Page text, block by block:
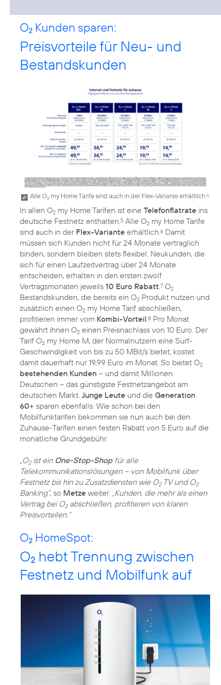
O2 Kunden sparen:
Preisvorteile für Neu- und
Bestandskunden
Alle O2 my Home Tarife sind auch in der Flex-Variante erhältlich. 6
In allen O2 my Home Tarifen ist eine Telefonflatrate ins
deutsche Festnetz enthalten.5 Alle O2 my Home Tarife
sind auch in der Flex-Variante erhältlich.6 Damit
müssen sich Kunden nicht für 24 Monate vertraglich
binden, sondern bleiben stets flexibel. Neukunden, die
sich für einen Laufzeitvertrag über 24 Monate
entscheiden, erhalten in den ersten zwölf
Vertragsmonaten jeweils 10 Euro Rabatt.7 O2
Bestandskunden, die bereits ein O2 Produkt nutzen und
zusätzlich einen O2 my Home Tarif abschließen,
profitieren immer vom Kombi-Vorteil:8 Pro Monat
gewährt ihnen O2 einen Preisnachlass von 10 Euro. Der
Tarif O2 my Home M, der Normalnutzern eine Surf-
Geschwindigkeit von bis zu 50 MBit/s bietet, kostet
damit dauerhaft nur 19,99 Euro im Monat. So bietet O2
bestehenden Kunden – und damit Millionen
Deutschen – das günstigste Festnetzangebot am
deutschen Markt. Junge Leute und die Generation
60+ sparen ebenfalls: Wie schon bei den
Mobilfunktarifen bekommen sie nun auch bei den
Zuhause-Tarifen einen festen Rabatt von 5 Euro auf die
monatliche Grundgebühr.
„O2ist ein One-Stop-Shop für alle
Telekommunikationslösungen – von Mobilfunk über
Festnetz bis hin zu Zusatzdiensten wie O2TV und O2
Banking“, so Metze weiter. „Kunden, die mehr als einen
Vertrag bei O2abschließen, profitieren von klaren
Preisvorteilen.“
O2 HomeSpot:
O2 hebt Trennung zwischen
Festnetz und Mobilfunk auf